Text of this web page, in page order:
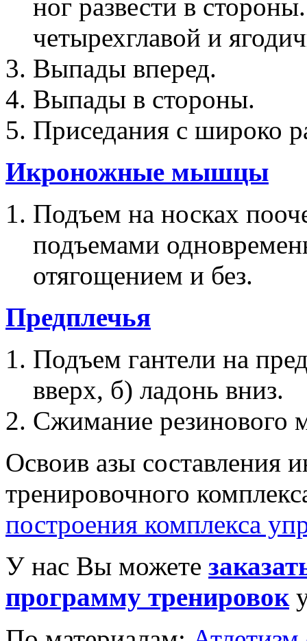
ног развести в
четырехглавой и
Выпады вперед.
Выпады в стороны.
Приседания с широко
Икроножные мышцы
Подъем на носках
подъемами
отягощением и без.
Предплечья
Подъем гантели на
вверх, б) ладонь вниз.
Сжимание резинового
Освоив азы составления
тренировочного
построения комплекса
У нас Вы можете
программу тренировок